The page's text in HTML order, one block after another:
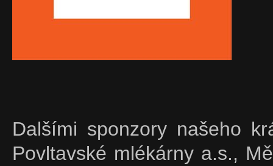
Dalšími sponzory našeho
Povltavské mlékárny a.s.,